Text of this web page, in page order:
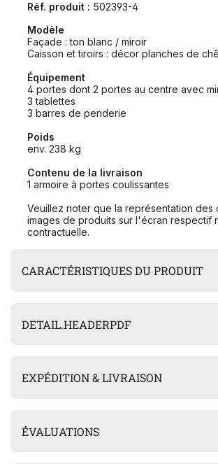
Réf. produit : 502393-4
Modèle
Façade : ton blanc / miroir
Caisson et tiroirs : décor planches de
Équipement
4 portes dont 2 portes au centre avec
3 tablettes
3 barres de penderie
Poids
env. 238 kg
Contenu de la livraison
1 armoire à portes coulissantes
Veuillez noter que la représentation des
images de produits sur l'écran respectif
contractuelle.
CARACTÉRISTIQUES DU PRODUIT
DETAIL.HEADERPDF
EXPÉDITION & LIVRAISON
ÉVALUATIONS